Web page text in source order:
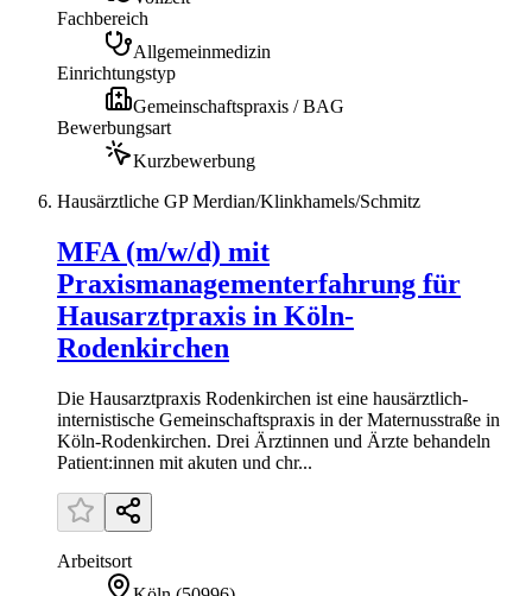
Fachbereich
Allgemeinmedizin
Einrichtungstyp
Gemeinschaftspraxis / BAG
Bewerbungsart
Kurzbewerbung
Hausärztliche GP Merdian/Klinkhamels/Schmitz
MFA (m/w/d) mit
Praxismanagementerfahrung für
Hausarztpraxis in Köln-
Rodenkirchen
Die Hausarztpraxis Rodenkirchen ist eine hausärztlich-
internistische Gemeinschaftspraxis in der Maternusstraße in
Köln-Rodenkirchen. Drei Ärztinnen und Ärzte behandeln
Patient:innen mit akuten und chr...
Arbeitsort